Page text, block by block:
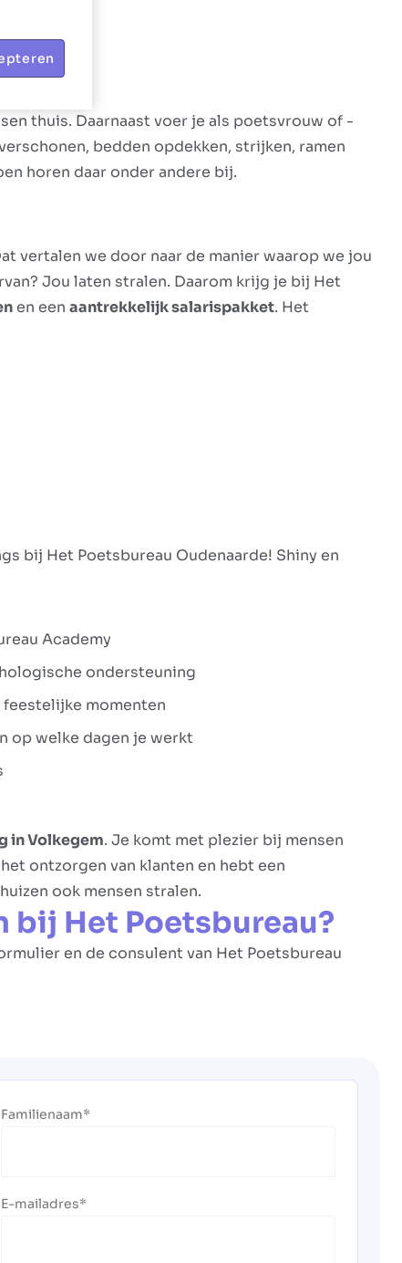
thuis. Daarnaast voer je als poetsvrouw of -
bedden opdekken, strijken, ramen
horen daar onder andere bij.
vertalen we door naar de manier waarop we jou
Jou laten stralen. Daarom krijg je bij Het
en een aantrekkelijk salarispakket. Het
bij Het Poetsbureau Oudenaarde! Shiny en
Academy
ondersteuning
feestelijke momenten
op welke dagen je werkt
in Volkegem. Je komt met plezier bij mensen
ontzorgen van klanten en hebt een
ook mensen stralen.
bij Het Poetsbureau?
en de consulent van Het Poetsbureau
Familienaam
E-mailadres